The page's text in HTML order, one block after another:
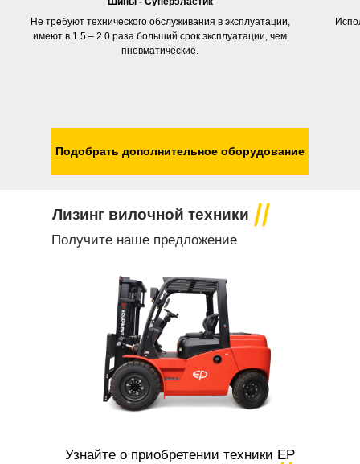
Не требуют технического обслуживания в эксплуатации,
имеют в 1.5 – 2.0 раза больший срок эксплуатации, чем
пневматические.
Подобрать дополнительное оборудование
Лизинг вилочной техники
Получите наше предложение
Узнайте о приобретении техники EP